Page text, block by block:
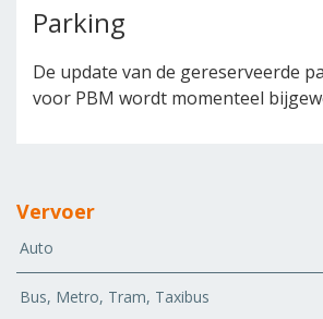
Parking
De update van de gereserveerde
voor PBM wordt momenteel
Vervoer
Auto
Bus, Metro, Tram, Taxibus